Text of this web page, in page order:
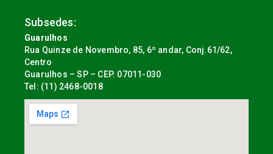
Subsedes:
Guarulhos
Rua Quinze de Novembro, 85, 6º andar, Conj.61/62,
Centro
Guarulhos – SP – CEP. 07011-030
Tel: (11) 2468-0018